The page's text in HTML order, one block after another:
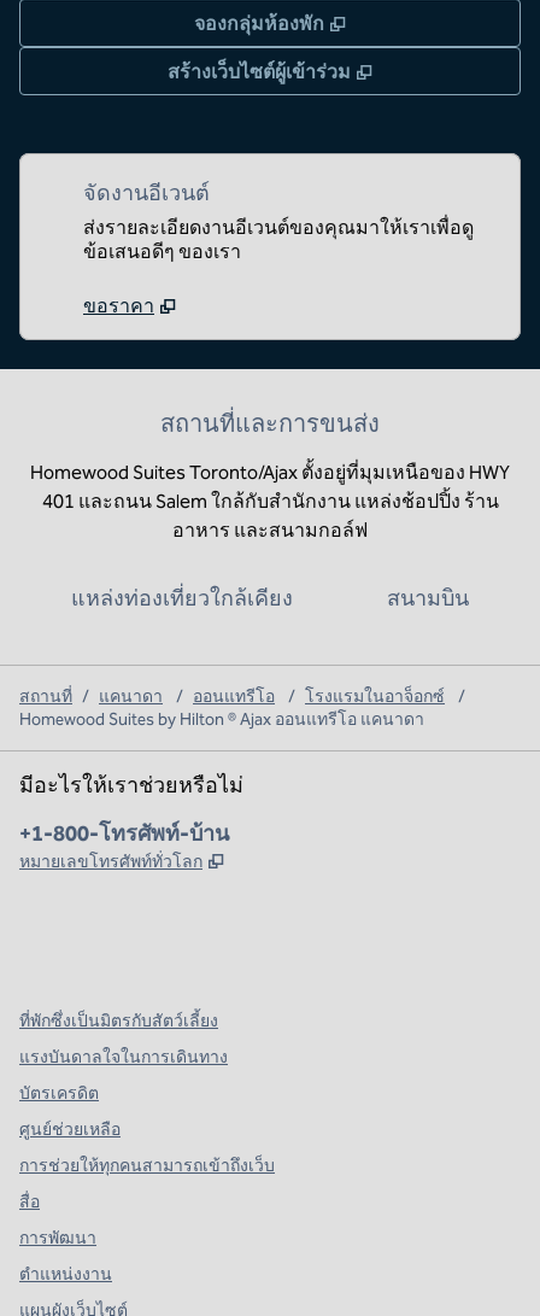
จองกลุ่มห้องพัก ,
สร้างเว็บไซต์ผู้เข้าร่วม
,
จัดงานอีเวนต์
ส่งรายละเอียดงานอีเวนต์ของคุณมาให้เราเพื่อดู
ข้อเสนอดีๆ ของเรา
ขอราคา
สถานที่และการขนส่ง
Homewood Suites Toronto/Ajax ตั้งอยู่ที่มุมเหนือของ HWY
401 และถนน Salem ใกล้กับสํานักงาน แหล่งช้อปปิ้ง ร้าน
อาหาร และสนามกอล์ฟ
แหล่งท่องเที่ยวใกล้เคียง สนามบิน
สถานที่ / แคนาดา / ออนแทรีโอ / โรงแรมในอาจ็อกซ์
/
Homewood Suites by Hilton ® Ajax ออนแทรีโอ แคนาดา
มีอะไรให้เราช่วยหรือไม่
โทรศัพท์:
+1-800-โทรศัพท์-บ้าน
หมายเลขโทรศัพท์ทั่วโลก ,
ที่พักซึ่งเป็นมิตรกับสัตว์เลี้ยง
แรงบันดาลใจในการเดินทาง
บัตรเครดิต
ศูนย์ช่วยเหลือ
การช่วยให้ทุกคนสามารถเข้าถึงเว็บ
สื่อ
การพัฒนา
ตำแหน่งงาน
แผนผังเว็บไซต์